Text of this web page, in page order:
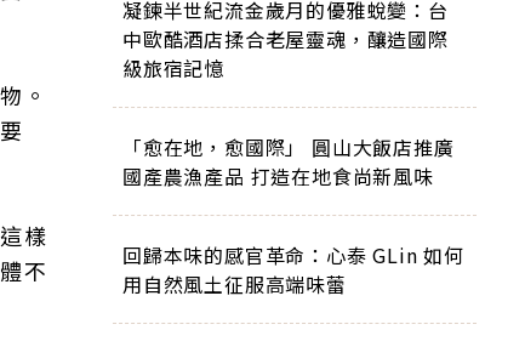
。
樣
不
凝鍊半世紀流金歲月的優雅蛻變：台
中歐酷酒店揉合老屋靈魂，釀造國際
級旅宿記憶
「愈在地，愈國際」 圓山大飯店推廣
國產農漁產品 打造在地食尚新風味
回歸本味的感官革命：心泰 GLin 如何
用自然風土征服高端味蕾